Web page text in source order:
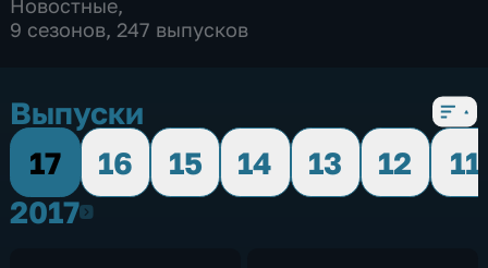
Новостные,
9 сезонов, 247 выпусков
Выпуски
17
16 15 14 13 12
11
20172017